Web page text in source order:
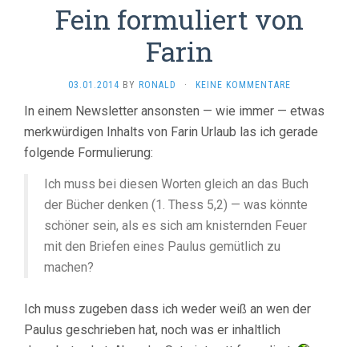
Fein formuliert von
Farin
03.01.2014 BY RONALD · KEINE KOMMENTARE
In einem Newsletter ansonsten — wie immer — etwas
merkwürdigen Inhalts von Farin Urlaub las ich gerade
folgende Formulierung:
Ich muss bei diesen Worten gleich an das Buch
der Bücher denken (1. Thess 5,2) — was könnte
schöner sein, als es sich am knisternden Feuer
mit den Briefen eines Paulus gemütlich zu
machen?
Ich muss zugeben dass ich weder weiß an wen der
Paulus geschrieben hat, noch was er inhaltlich